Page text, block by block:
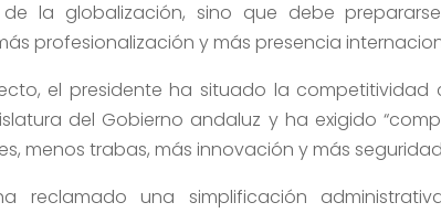
de la globalización, sino que debe
profesionalización y más presencia
el presidente ha situado la
del Gobierno andaluz y ha exigido
menos trabas, más innovación y más
reclamado una simplificación